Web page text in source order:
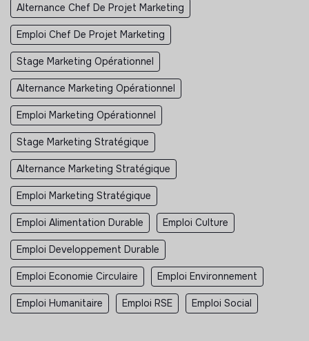
Alternance Chef De Projet Marketing
Emploi Chef De Projet Marketing
Stage Marketing Opérationnel
Alternance Marketing Opérationnel
Emploi Marketing Opérationnel
Stage Marketing Stratégique
Alternance Marketing Stratégique
Emploi Marketing Stratégique
Emploi Alimentation Durable Emploi Culture
Emploi Developpement Durable
Emploi Economie Circulaire Emploi Environnement
Emploi Humanitaire Emploi RSE Emploi Social